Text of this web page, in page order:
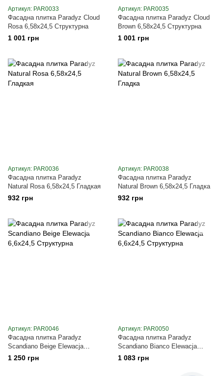
Артикул: PAR0033
Фасадна плитка Paradyz Cloud
Rosa 6,58х24,5 Структурна
1 001 грн
Артикул: PAR0035
Фасадна плитка Paradyz Cloud
Brown 6,58х24,5 Структурна
1 001 грн
Артикул: PAR0036
Фасадна плитка Paradyz
Natural Rosa 6,58х24,5 Гладкая
932 грн
Артикул: PAR0038
Фасадна плитка Paradyz
Natural Brown 6,58х24,5 Гладка
932 грн
Артикул: PAR0046
Фасадна плитка Paradyz
Scandiano Beige Elewacja
6,6х24,5 Структурна
1 250 грн
Артикул: PAR0050
Фасадна плитка Paradyz
Scandiano Bianco Elewacja
6,6х24,5 Структурна
1 083 грн